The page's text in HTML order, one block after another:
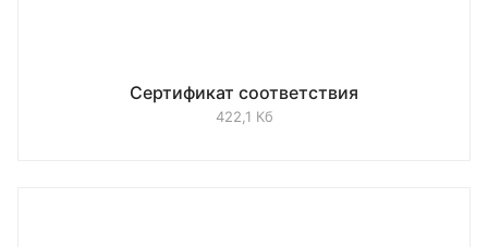
Сертификат соответствия
422,1 Кб